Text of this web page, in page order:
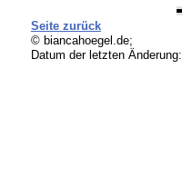
Seite zurück
© biancahoegel.de;
Datum der letzten Änderung: